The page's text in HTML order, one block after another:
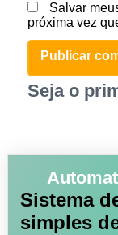
Salvar
próxima vez
Seja o
Sistema
simples